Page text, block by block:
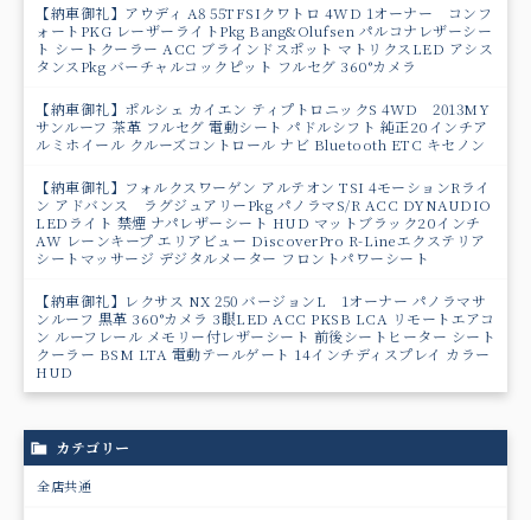
【納車御礼】アウディ A8 55TFSIクワトロ 4WD 1オーナー コンフ
ォートPKG レーザーライトPkg Bang&Olufsen パルコナレザーシー
ト シートクーラー ACC ブラインドスポット マトリクスLED アシス
タンスPkg バーチャルコックピット フルセグ 360°カメラ
【納車御礼】ポルシェ カイエン ティプトロニックS 4WD 2013MY
サンルーフ 茶革 フルセグ 電動シート パドルシフト 純正20インチア
ルミホイール クルーズコントロール ナビ Bluetooth ETC キセノン
【納車御礼】フォルクスワーゲン アルテオン TSI 4モーションRライ
ン アドバンス ラグジュアリーPkg パノラマS/R ACC DYNAUDIO
LEDライト 禁煙 ナパレザーシート HUD マットブラック20インチ
AW レーンキープ エリアビュー DiscoverPro R-Lineエクステリア
シートマッサージ デジタルメーター フロントパワーシート
【納車御礼】レクサス NX 250 バージョンL 1オーナー パノラマサ
ンルーフ 黒革 360°カメラ 3眼LED ACC PKSB LCA リモートエアコ
ン ルーフレール メモリー付レザーシート 前後シートヒーター シート
クーラー BSM LTA 電動テールゲート 14インチディスプレイ カラー
HUD
カテゴリー
全店共通